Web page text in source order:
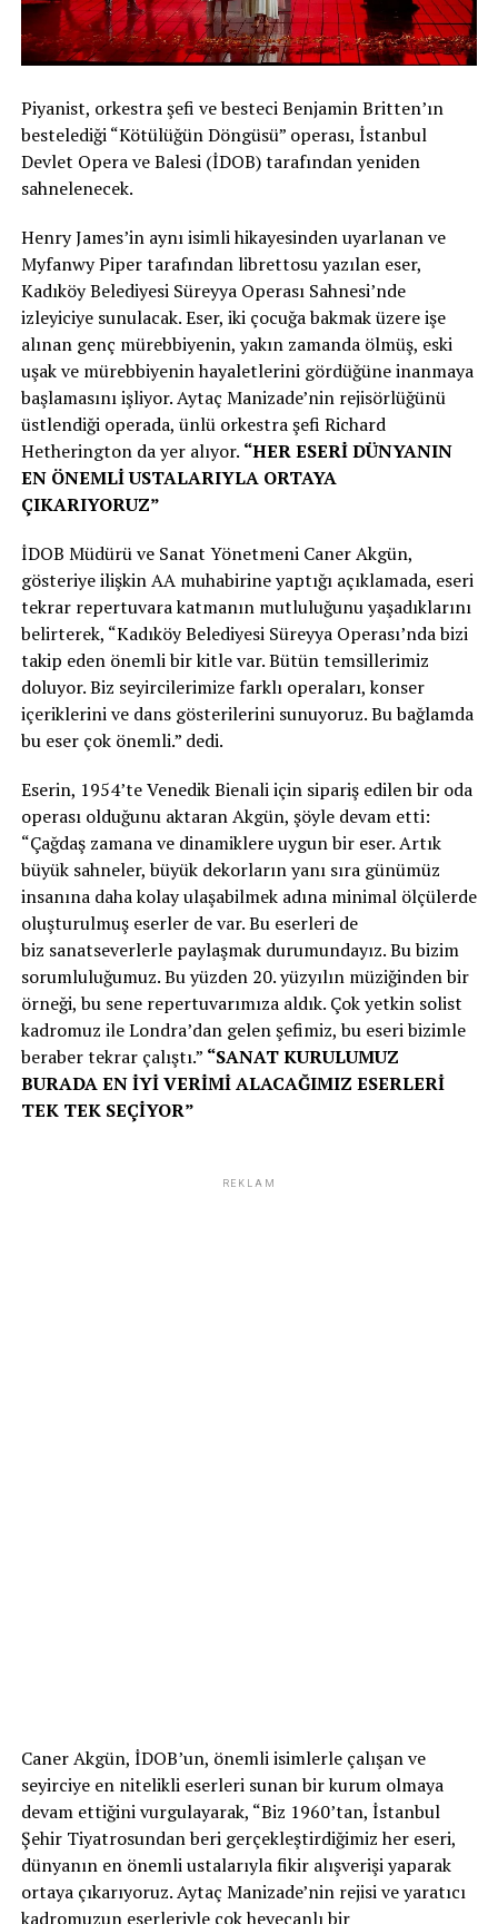
Piyanist, orkestra şefi ve besteci Benjamin Britten’ın
bestelediği “Kötülüğün Döngüsü” operası, İstanbul
Devlet Opera ve Balesi (İDOB) tarafından yeniden
sahnelenecek.
Henry James’in aynı isimli hikayesinden uyarlanan ve
Myfanwy Piper tarafından librettosu yazılan eser,
Kadıköy Belediyesi Süreyya Operası Sahnesi’nde
izleyiciye sunulacak. Eser, iki çocuğa bakmak üzere işe
alınan genç mürebbiyenin, yakın zamanda ölmüş, eski
uşak ve mürebbiyenin hayaletlerini gördüğüne inanmaya
başlamasını işliyor. Aytaç Manizade’nin rejisörlüğünü
üstlendiği operada, ünlü orkestra şefi Richard
Hetherington da yer alıyor. “HER ESERİ DÜNYANIN
EN ÖNEMLİ USTALARIYLA ORTAYA
ÇIKARIYORUZ”
İDOB Müdürü ve Sanat Yönetmeni Caner Akgün,
gösteriye ilişkin AA muhabirine yaptığı açıklamada, eseri
tekrar repertuvara katmanın mutluluğunu yaşadıklarını
belirterek, “Kadıköy Belediyesi Süreyya Operası’nda bizi
takip eden önemli bir kitle var. Bütün temsillerimiz
doluyor. Biz seyircilerimize farklı operaları, konser
içeriklerini ve dans gösterilerini sunuyoruz. Bu bağlamda
bu eser çok önemli.” dedi.
Eserin, 1954’te Venedik Bienali için sipariş edilen bir oda
operası olduğunu aktaran Akgün, şöyle devam etti:
“Çağdaş zamana ve dinamiklere uygun bir eser. Artık
büyük sahneler, büyük dekorların yanı sıra günümüz
insanına daha kolay ulaşabilmek adına minimal ölçülerde
oluşturulmuş eserler de var. Bu eserleri de
biz sanatseverlerle paylaşmak durumundayız. Bu bizim
sorumluluğumuz. Bu yüzden 20. yüzyılın müziğinden bir
örneği, bu sene repertuvarımıza aldık. Çok yetkin solist
kadromuz ile Londra’dan gelen şefimiz, bu eseri bizimle
beraber tekrar çalıştı.” “SANAT KURULUMUZ
BURADA EN İYİ VERİMİ ALACAĞIMIZ ESERLERİ
TEK TEK SEÇİYOR”
REKLAM
Caner Akgün, İDOB’un, önemli isimlerle çalışan ve
seyirciye en nitelikli eserleri sunan bir kurum olmaya
devam ettiğini vurgulayarak, “Biz 1960’tan, İstanbul
Şehir Tiyatrosundan beri gerçekleştirdiğimiz her eseri,
dünyanın en önemli ustalarıyla fikir alışverişi yaparak
ortaya çıkarıyoruz. Aytaç Manizade’nin rejisi ve yaratıcı
kadromuzun eserleriyle çok heyecanlı bir